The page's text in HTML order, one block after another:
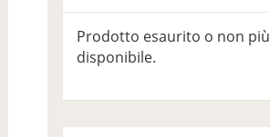
Prodotto esaurito o non più
disponibile.